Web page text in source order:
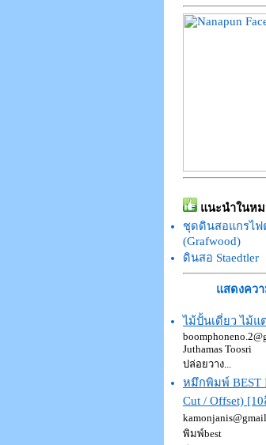
แนะนำในห
ชุดดินสอแกรไฟ
(Grafwood)
ดินสอ Staedtler
แสดงคว
ไม้ปั้นเดี่ยว ไม้แ
Juthamas Toosri
ปล่อยวาง...
หมึกพิมพ์ BEST
Cut / Offset)
พิมพ์best